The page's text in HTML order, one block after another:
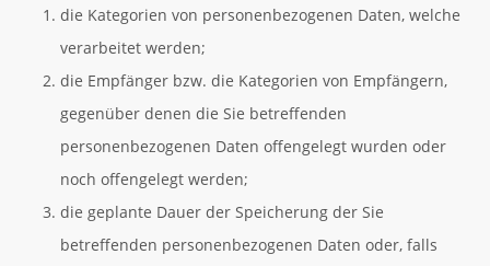
die Kategorien von personenbezogenen Daten, welche
verarbeitet werden;
die Empfänger bzw. die Kategorien von Empfängern,
gegenüber denen die Sie betreffenden
personenbezogenen Daten offengelegt wurden oder
noch offengelegt werden;
die geplante Dauer der Speicherung der Sie
betreffenden personenbezogenen Daten oder, falls